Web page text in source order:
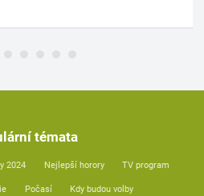
témata
2024 Nejlepší horory TV program
Počasí Kdy budou volby